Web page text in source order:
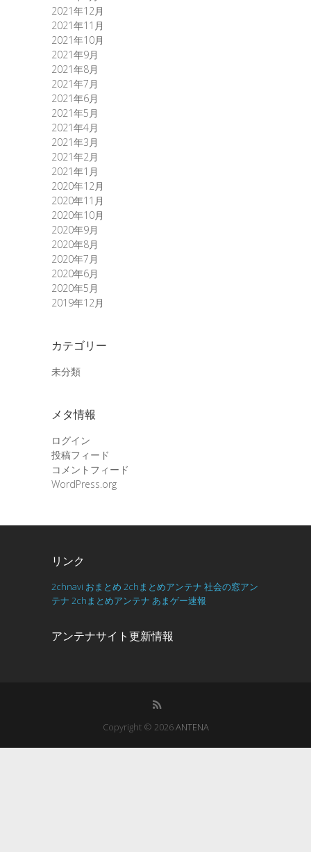
2021年12月
2021年11月
2021年10月
2021年9月
2021年8月
2021年7月
2021年6月
2021年5月
2021年4月
2021年3月
2021年2月
2021年1月
2020年12月
2020年11月
2020年10月
2020年9月
2020年8月
2020年7月
2020年6月
2020年5月
2019年12月
カテゴリー
未分類
メタ情報
ログイン
投稿フィード
コメントフィード
WordPress.org
リンク
2chnavi おまとめ 2chまとめアンテナ 社会の窓アン
テナ 2chまとめアンテナ あまゲー速報
アンテナサイト更新情報
Copyright © 2026ANTENA